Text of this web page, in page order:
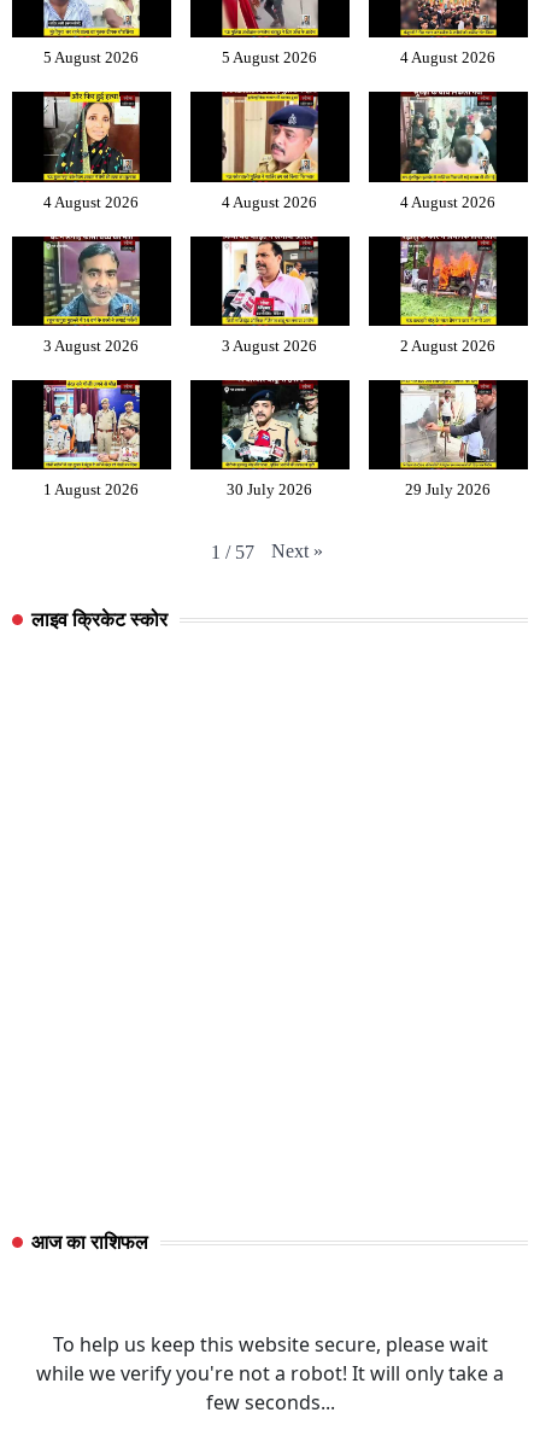
5 August 2026 5 August 2026 4 August 2026
4 August 2026 4 August 2026 4 August 2026
3 August 2026 3 August 2026 2 August 2026
1 August 2026 30 July 2026 29 July 2026
1 / 57 Next »
लाइव क्रिकेट स्कोर
आज का राशिफल